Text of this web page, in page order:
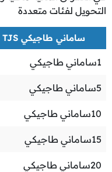
التحويل لفئات متعددة
ساماني طاجيكي TJS
1ساماني طاجيكي
5ساماني طاجيكي
10ساماني طاجيكي
15ساماني طاجيكي
20ساماني طاجيكي